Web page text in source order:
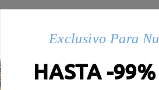
Exclusivo Para
HASTA -